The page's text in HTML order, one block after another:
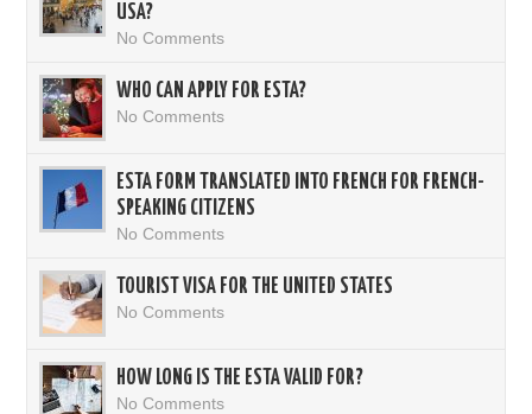
USA?
No Comments
WHO CAN APPLY FOR ESTA?
No Comments
ESTA FORM TRANSLATED INTO FRENCH FOR FRENCH-
SPEAKING CITIZENS
No Comments
TOURIST VISA FOR THE UNITED STATES
No Comments
HOW LONG IS THE ESTA VALID FOR?
No Comments